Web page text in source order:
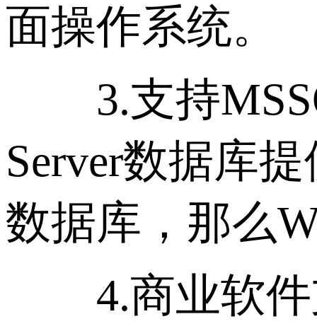
面操作系统。
3.支持
Server数据库
数据库，那么
4.商业软件